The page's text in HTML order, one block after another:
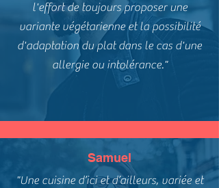
l'effort de toujours proposer une
variante végétarienne et la possibilité
d'adaptation du plat dans le cas d'une
allergie ou intolérance."
Samuel
"Une cuisine d’ici et d’ailleurs, variée et